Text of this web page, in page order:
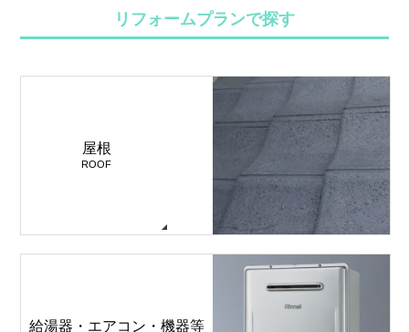
リフォームプランで探す
屋根
ROOF
給湯器・エアコン・機器等